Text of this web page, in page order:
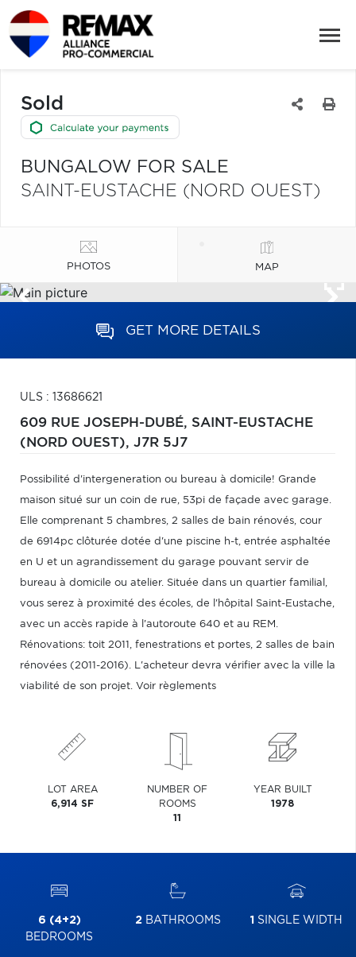
Sold
BUNGALOW FOR SALE
SAINT-EUSTACHE (NORD OUEST)
PHOTOS MAP
GET MORE DETAILS
ULS : 13686621
609 RUE JOSEPH-DUBÉ, SAINT-EUSTACHE
(NORD OUEST), J7R 5J7
Possibilité d'intergeneration ou bureau à domicile! Grande
maison situé sur un coin de rue, 53pi de façade avec garage.
Elle comprenant 5 chambres, 2 salles de bain rénovés, cour
de 6914pc clôturée dotée d'une piscine h-t, entrée asphaltée
en U et un agrandissement du garage pouvant servir de
bureau à domicile ou atelier. Située dans un quartier familial,
vous serez à proximité des écoles, de l'hôpital Saint-Eustache,
avec un accès rapide à l'autoroute 640 et au REM.
Rénovations: toit 2011, fenestrations et portes, 2 salles de bain
rénovées (2011-2016). L'acheteur devra vérifier avec la ville la
viabilité de son projet. Voir règlements
LOT AREA
6,914 SF
NUMBER OF
ROOMS
11
YEAR BUILT
1978
6 (4+2)
BEDROOMS
2BATHROOMS 1 SINGLE WIDTH